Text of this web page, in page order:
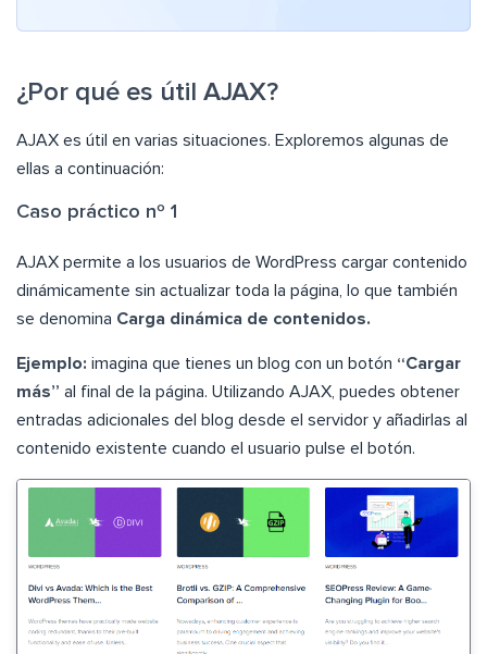
¿Por qué es útil AJAX?
AJAX es útil en varias situaciones. Exploremos algunas de
ellas a continuación:
Caso práctico nº 1
AJAX permite a los usuarios de WordPress cargar contenido
dinámicamente sin actualizar toda la página, lo que también
se denomina Carga dinámica de contenidos.
Ejemplo: imagina que tienes un blog con un botón “Cargar
más” al final de la página. Utilizando AJAX, puedes obtener
entradas adicionales del blog desde el servidor y añadirlas al
contenido existente cuando el usuario pulse el botón.